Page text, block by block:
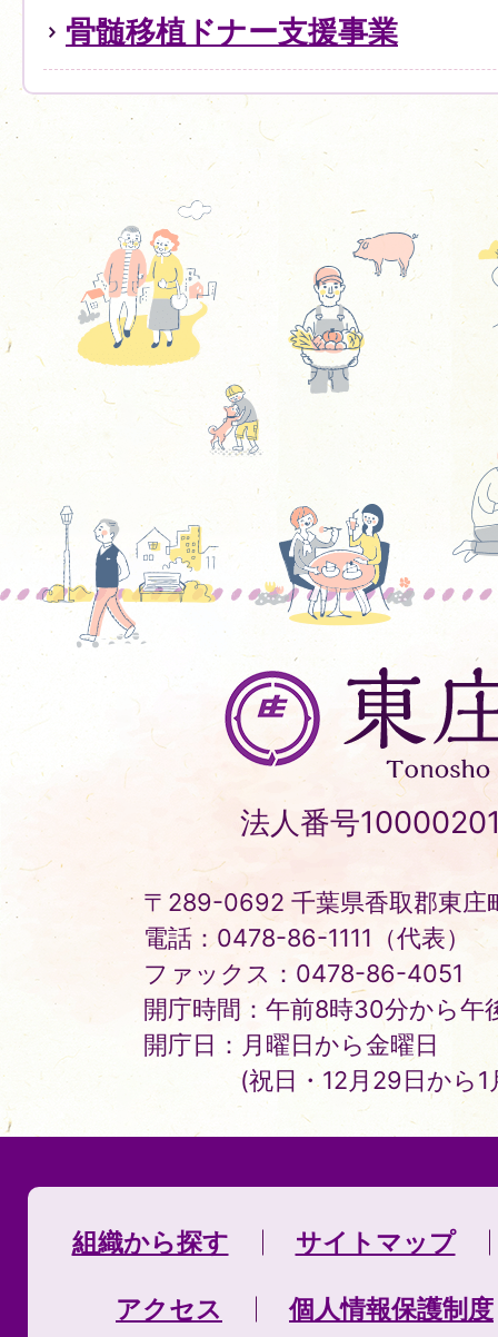
骨髄移植ドナー支援事業
東
庄
町
Tonosho
Town
法人番号
〒289-0692 千葉県香取郡東庄
電話：0478-86-1111（代表）
ファックス：0478-86-4051
開庁時間：午前8時30分から午
開庁日：月曜日から金曜日
(祝日・12月29日から
組織から探す サイトマップ
アクセス 個人情報保護制度